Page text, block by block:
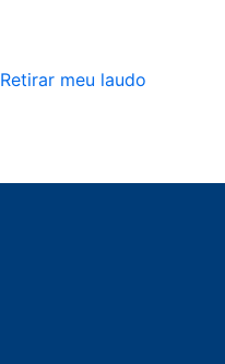
Retirar meu laudo